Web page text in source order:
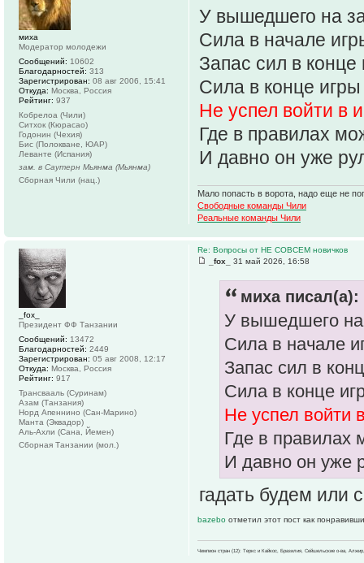
У вышедшего на
Сила в начале
Запас сил в конце
Сила в конце
Не успел войти в
Где в правилах
И давно он уже
Мало попасть в ворота, надо еще не
Свободные команды Чили
Реальные команды Чили
миха
Модератор молодежи
Сообщений: 10602
Благодарностей: 313
Зарегистрирован: 08 авг 2006, 15:41
Откуда: Москва, Россия
Рейтинг: 937
Кобрелоа (Чили)
Ситхок (Кюрасао)
Годонин (Чехия)
Бис (Полокване, ЮАР)
Леванте (Испания)
зам. в Саутерн Мьянма (Мьянма)
Сборная Чили (нац.)
Re: Вопросы от НЕ СОВСЕМ новичков
_fox_
31 май 2026, 16:58
миха писал(а):
У вышедшего на
Сила в начале
Запас сил в
Сила в конце
Не успел войти
Где в правилах
И давно он уже
гадать будем или
bazebo отметил этот пост как
Чемпион стран (12): Теркс и Кайкос, Бразилия, Сейшельские о-ва,
_fox_
Президент ФФ Танзании
Сообщений: 13472
Благодарностей: 2449
Зарегистрирован: 05 авг 2008, 12:17
Откуда: Москва, Россия
Рейтинг: 917
Трансвааль (Суринам)
Азам (Танзания)
Норд Апеннино (Сан-Марино)
Манта (Эквадор)
Аль-Ахли (Сана, Йемен)
Сборная Танзании (мол.)